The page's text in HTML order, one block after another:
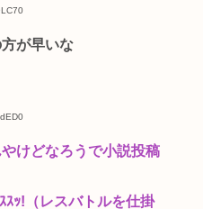
が早いな
けどなろうで小説投稿
ｽｯ!（レスバトルを仕掛